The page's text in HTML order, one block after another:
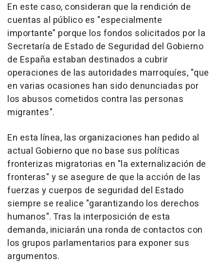
En este caso, consideran que la rendición de
cuentas al público es "especialmente
importante" porque los fondos solicitados por la
Secretaría de Estado de Seguridad del Gobierno
de España estaban destinados a cubrir
operaciones de las autoridades marroquíes, "que
en varias ocasiones han sido denunciadas por
los abusos cometidos contra las personas
migrantes".
En esta línea, las organizaciones han pedido al
actual Gobierno que no base sus políticas
fronterizas migratorias en "la externalización de
fronteras" y se asegure de que la acción de las
fuerzas y cuerpos de seguridad del Estado
siempre se realice "garantizando los derechos
humanos". Tras la interposición de esta
demanda, iniciarán una ronda de contactos con
los grupos parlamentarios para exponer sus
argumentos.